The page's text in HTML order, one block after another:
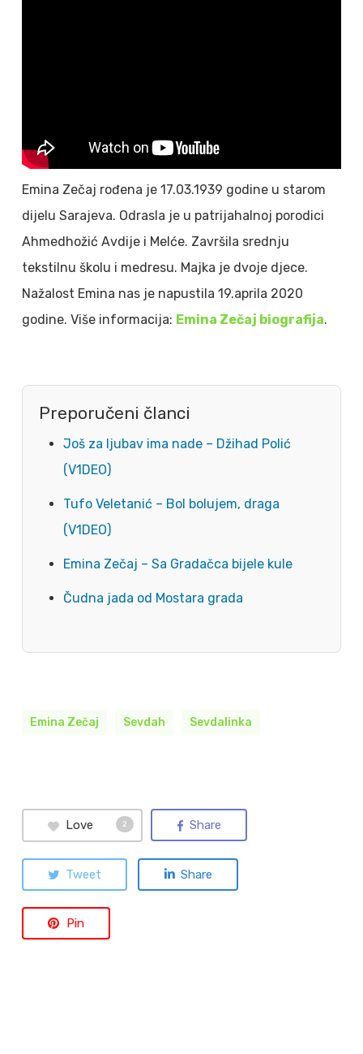
Emina Zečaj rođena je 17.03.1939 godine u starom
dijelu Sarajeva. Odrasla je u patrijahalnoj porodici
Ahmedhožić Avdije i Melće. Završila srednju
tekstilnu školu i medresu. Majka je dvoje djece.
Nažalost Emina nas je napustila 19.aprila 2020
godine. Više informacija: Emina Zečaj biografija.
Preporučeni članci
Još za ljubav ima nade – Džihad Polić
(V1DEO)
Tufo Veletanić – Bol bolujem, draga
(V1DEO)
Emina Zečaj – Sa Gradačca bijele kule
Čudna jada od Mostara grada
Emina Zečaj Sevdah Sevdalinka
Love 2 Share
Tweet Share
Pin